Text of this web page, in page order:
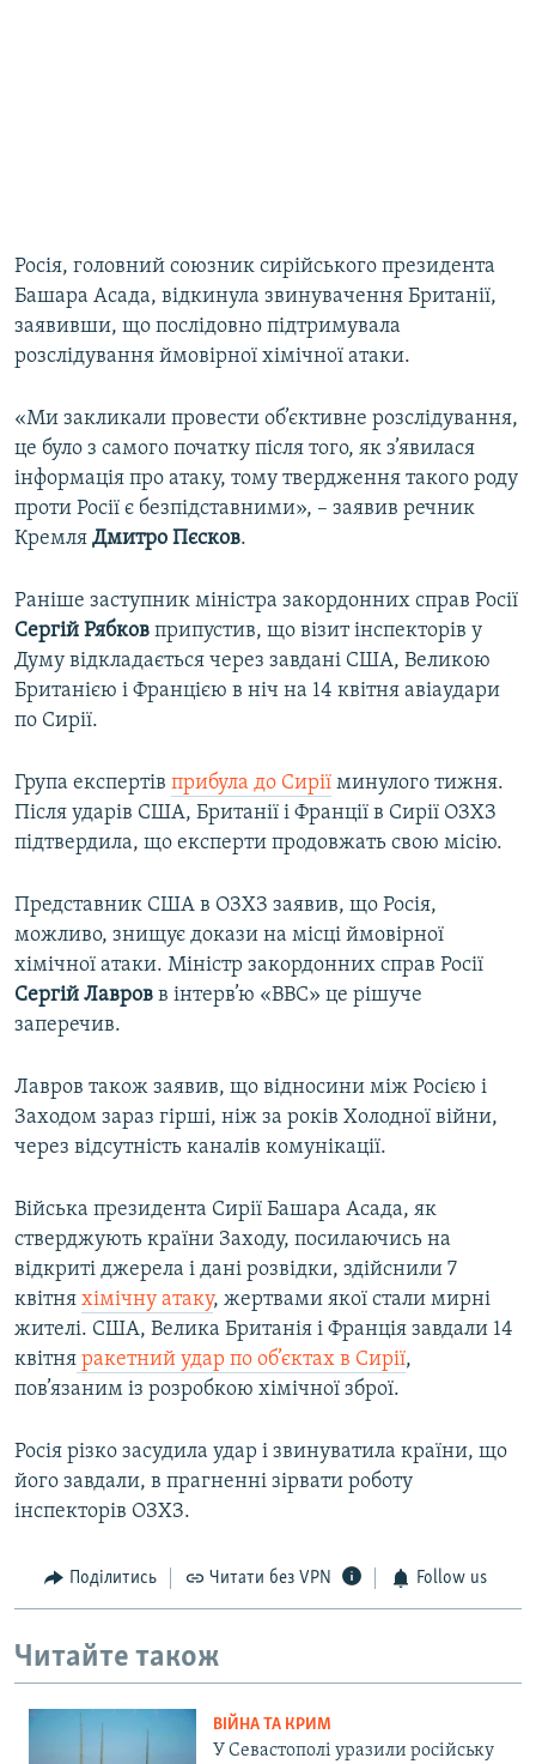
Росія, головний союзник сирійського президента
Башара Асада, відкинула звинувачення Британії,
заявивши, що послідовно підтримувала
розслідування ймовірної хімічної атаки.
«Ми закликали провести об’єктивне розслідування,
це було з самого початку після того, як з’явилася
інформація про атаку, тому твердження такого роду
проти Росії є безпідставними», – заявив речник
Кремля Дмитро Пєсков.
Раніше заступник міністра закордонних справ Росії
Сергій Рябков припустив, що візит інспекторів у
Думу відкладається через завдані США, Великою
Британією і Францією в ніч на 14 квітня авіаудари
по Сирії.
Група експертів прибула до Сирії минулого тижня.
Після ударів США, Британії і Франції в Сирії ОЗХЗ
підтвердила, що експерти продовжать свою місію.
Представник США в ОЗХЗ заявив, що Росія,
можливо, знищує докази на місці ймовірної
хімічної атаки. Міністр закордонних справ Росії
Сергій Лавров в інтерв’ю «ВВС» це рішуче
заперечив.
Лавров також заявив, що відносини між Росією і
Заходом зараз гірші, ніж за років Холодної війни,
через відсутність каналів комунікації.
Війська президента Сирії Башара Асада, як
стверджують країни Заходу, посилаючись на
відкриті джерела і дані розвідки, здійснили 7
квітня хімічну атаку, жертвами якої стали мирні
жителі. США, Велика Британія і Франція завдали 14
квітня ракетний удар по об’єктах в Сирії,
пов’язаним із розробкою хімічної зброї.
Росія різко засудила удар і звинуватила країни, що
його завдали, в прагненні зірвати роботу
інспекторів ОЗХЗ.
Поділитись Читати без VPN Follow us
Читайте також
ВІЙНА ТА КРИМ
У Севастополі уразили російську